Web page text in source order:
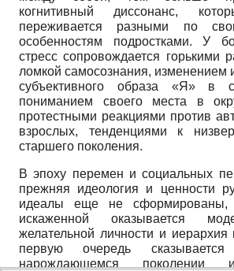
когнитивный диссонанс,
переживается разными по
особенностям подростками. У
стресс сопровождается горькими
ломкой самосознания, изменением
субъективного образа «Я» в
пониманием своего места в
протестными реакциями против
взрослых, тенденциями к
старшего поколения.
В эпоху перемен и социальных
прежняя идеология и ценности
идеалы еще не сформированы,
искаженной оказывается
желательной личности и иерархия
первую очередь
нарождающемся поколении